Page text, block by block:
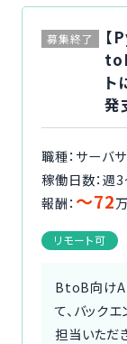
募集終了
ト
発
職種：サーバ
稼働日数：週
報酬： 〜72
リモート可
BtoB向け
て、バック
担当いただ